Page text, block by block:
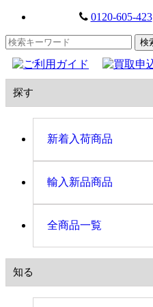
0120-605-423
探す
新着入荷商品
輸入新品商品
全商品一覧
知る